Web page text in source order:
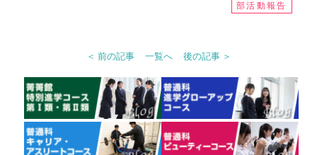
部活動報告
＜ 前の記事 一覧へ 後の記事 ＞